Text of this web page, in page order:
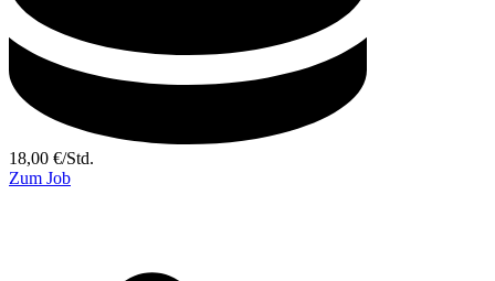
18,00 €/Std.
Zum Job